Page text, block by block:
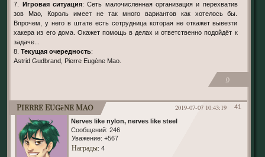
7.
Игровая ситуация: Сеть малочисленная организация и перехватив
зов Мао, Король имеет не так много вариантов как хотелось бы.
Впрочем, у него в штате есть сотрудница которая не откажет вывезти
хакера из его дома. Окажет помощь в делах и ответственно подойдёт к
задаче...
8.Текущая очередность:
Astrid Gudbrand, Pierre Eugène Mao.
0
41
2019-07-07 10:43:19
Pierre Eugène Mao
Nerves like nylon, nerves like steel
Сообщений: 246
Уважение: +567
Награды: 4